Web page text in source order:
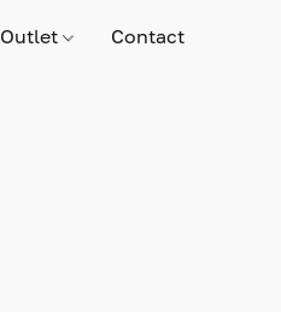
Outlet Contact